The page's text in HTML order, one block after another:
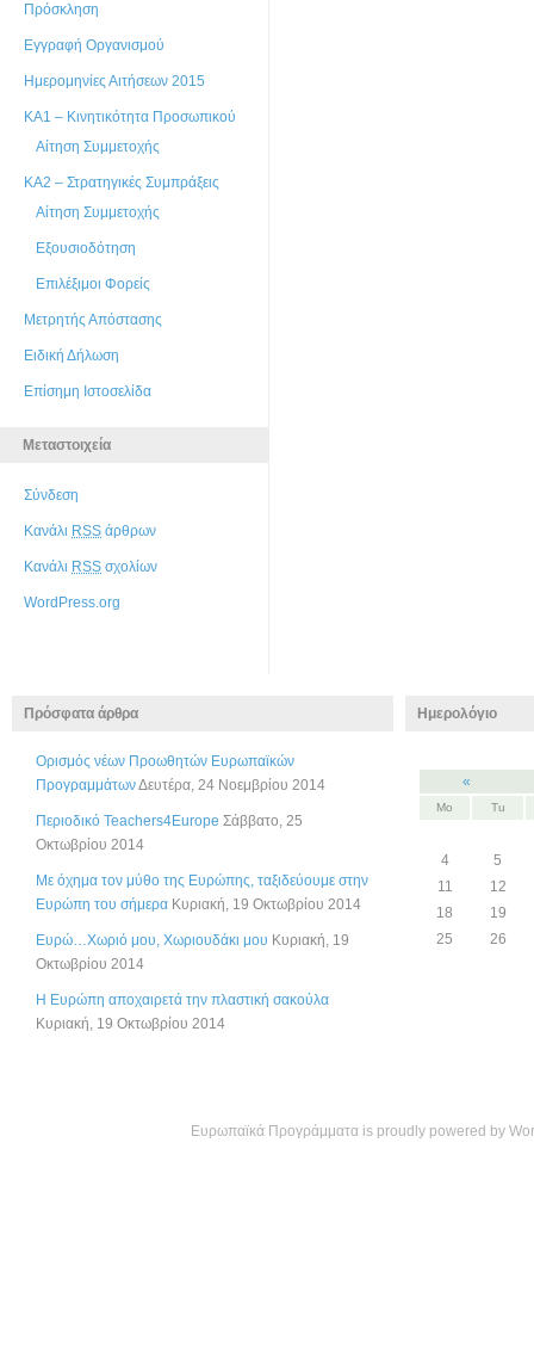
Πρόσκληση
Εγγραφή Οργανισμού
Ημερομηνίες Αιτήσεων 2015
ΚΑ1 – Κινητικότητα Προσωπικού
Αίτηση Συμμετοχής
ΚΑ2 – Στρατηγικές Συμπράξεις
Αίτηση Συμμετοχής
Εξουσιοδότηση
Επιλέξιμοι Φορείς
Μετρητής Απόστασης
Ειδική Δήλωση
Επίσημη Ιστοσελίδα
Μεταστοιχεία
Σύνδεση
Κανάλι RSS άρθρων
Κανάλι RSS σχολίων
WordPress.org
Πρόσφατα άρθρα
Ορισμός νέων Προωθητών Ευρωπαϊκών
ΠρογραμμάτωνΔευτέρα, 24 Νοεμβρίου 2014
Περιοδικό Teachers4Europe Σάββατο, 25
Οκτωβρίου 2014
Με όχημα τον μύθο της Ευρώπης, ταξιδεύουμε στην
Ευρώπη του σήμερα Κυριακή, 19 Οκτωβρίου 2014
Ευρώ…Χωριό μου, Χωριουδάκι μου Κυριακή, 19
Οκτωβρίου 2014
Η Ευρώπη αποχαιρετά την πλαστική σακούλα
Κυριακή, 19 Οκτωβρίου 2014
Ημερολόγιο
«
Mo Tu
4
5
11
12
18
19
25
26
Ευρωπαϊκά Προγράμματα is proudly powered by